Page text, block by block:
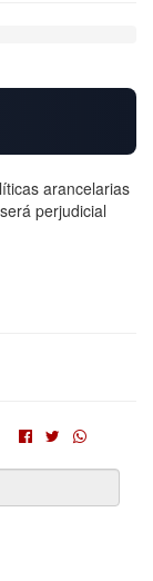
arancelarias
perjudicial